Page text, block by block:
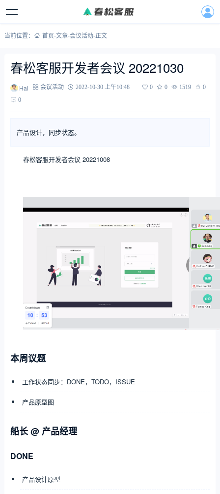
当前位置： 首页-文章-会议活动-正文
春松客服开发者会议 20221030
Hai 会议活动 2022-10-30 上午10:48 0 0 1519
0
0
产品设计，同步状态。
春松客服开发者会议 20221008
本周议题
工作状态同步：DONE，TODO，ISSUE
产品原型图
船长 @ 产品经理
DONE
产品设计原型